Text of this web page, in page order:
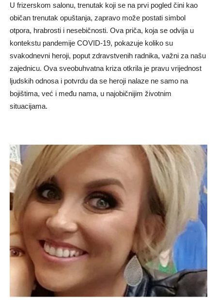
U frizerskom salonu, trenutak koji se na prvi pogled čini kao
običan trenutak opuštanja, zapravo može postati simbol
otpora, hrabrosti i nesebičnosti. Ova priča, koja se odvija u
kontekstu pandemije COVID-19, pokazuje koliko su
svakodnevni heroji, poput zdravstvenih radnika, važni za našu
zajednicu. Ova sveobuhvatna kriza otkrila je pravu vrijednost
ljudskih odnosa i potvrdu da se heroji nalaze ne samo na
bojištima, već i među nama, u najobičnijim životnim
situacijama.